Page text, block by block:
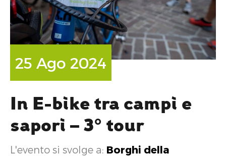
25 Ago 2024
In E-bike tra campi e
sapori – 3° tour
L'evento si svolge a: Borghi della